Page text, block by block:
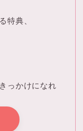
特典、
っかけになれ